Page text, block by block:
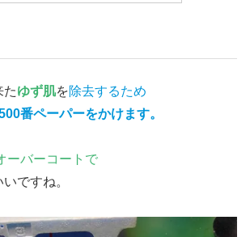
たゆず肌を除去するため
番ペーパーをかけます。
ーバーコートで
いですね。